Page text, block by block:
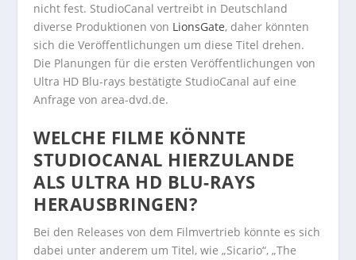
nicht fest. StudioCanal vertreibt in Deutschland
diverse Produktionen von LionsGate, daher könnten
sich die Veröffentlichungen um diese Titel drehen.
Die Planungen für die ersten Veröffentlichungen von
Ultra HD Blu-rays bestätigte StudioCanal auf eine
Anfrage von area-dvd.de.
WELCHE FILME KÖNNTE
STUDIOCANAL HIERZULANDE
ALS ULTRA HD BLU-RAYS
HERAUSBRINGEN?
Bei den Releases von dem Filmvertrieb könnte es sich
dabei unter anderem um Titel, wie „Sicario“, „The